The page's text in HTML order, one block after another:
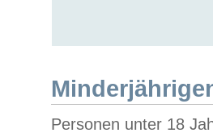
Personen unter 18